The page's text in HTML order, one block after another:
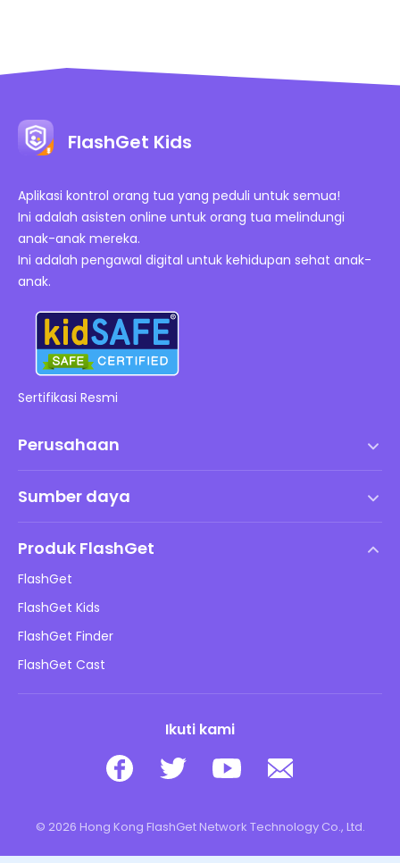
FlashGet Kids
Aplikasi kontrol orang tua yang peduli untuk semua!
Ini adalah asisten online untuk orang tua melindungi
anak-anak mereka.
Ini adalah pengawal digital untuk kehidupan sehat anak-
anak.
Sertifikasi Resmi
Perusahaan
Kebijakan DMCA
Kebijakan Privasi
Kebijakan Periklanan
Jangan Jual Info Saya
Sumber daya
Blog
Keamanan Daring Anak
Unduh
Produk FlashGet
FlashGet
FlashGet Kids
FlashGet Finder
FlashGet Cast
Ikuti kami
© 2026 Hong Kong FlashGet Network Technology Co., Ltd.